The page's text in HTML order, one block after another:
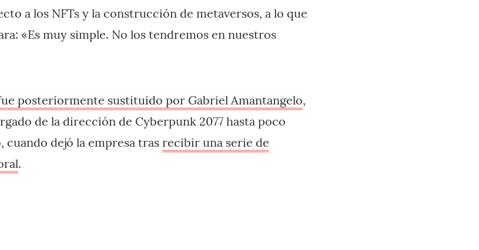
a los NFTs y la construcción de metaversos, a lo que
«Es muy simple. No los tendremos en nuestros
posteriormente sustituido por Gabriel Amantangelo,
de la dirección de Cyberpunk 2077 hasta poco
cuando dejó la empresa tras recibir una serie de
.